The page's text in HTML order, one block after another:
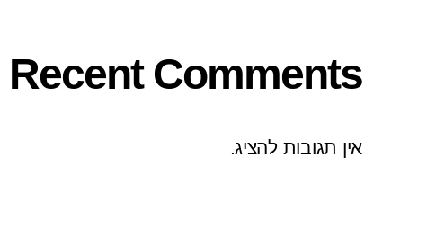
Recent Comments
אין תגובות להציג.